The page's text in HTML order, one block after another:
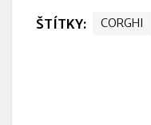
ŠTÍTKY: CORGHI